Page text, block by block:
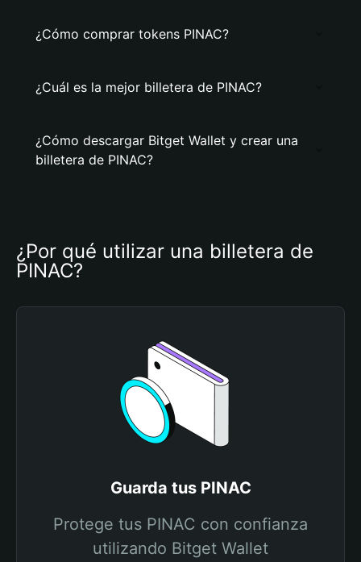
¿Cómo comprar tokens PINAC?
¿Cuál es la mejor billetera de PINAC?
¿Cómo descargar Bitget Wallet y crear una
billetera de PINAC?
¿Por qué utilizar una billetera de
PINAC?
Guarda tus PINAC
Protege tus PINAC con confianza
utilizando Bitget Wallet